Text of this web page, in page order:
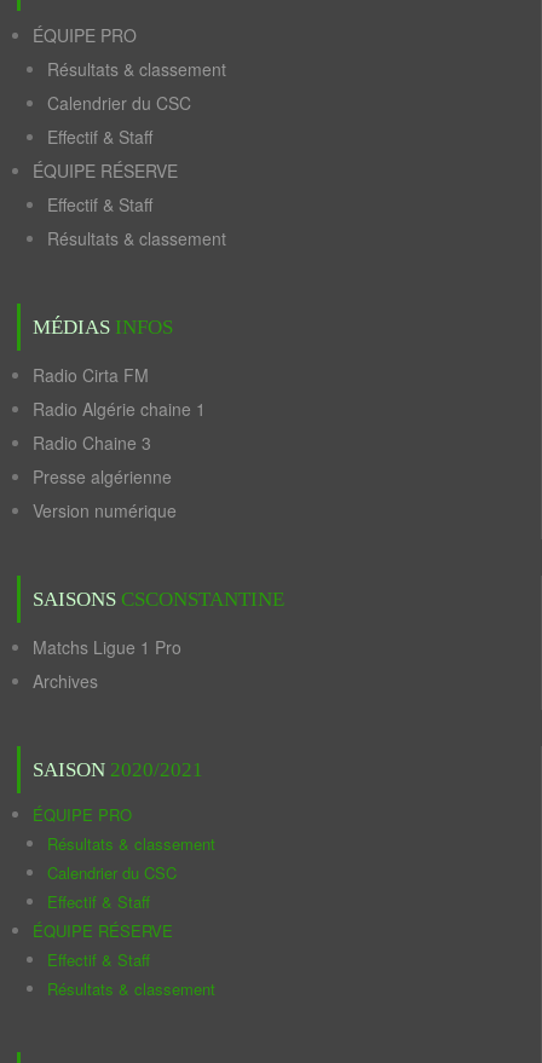
ÉQUIPE PRO
Résultats & classement
Calendrier du CSC
Effectif & Staff
ÉQUIPE RÉSERVE
Effectif & Staff
Résultats & classement
MÉDIAS INFOS
Radio Cirta FM
Radio Algérie chaine 1
Radio Chaine 3
Presse algérienne
Version numérique
SAISONS CSCONSTANTINE
Matchs Ligue 1 Pro
Archives
SAISON 2020/2021
ÉQUIPE PRO
Résultats & classement
Calendrier du CSC
Effectif & Staff
ÉQUIPE RÉSERVE
Effectif & Staff
Résultats & classement